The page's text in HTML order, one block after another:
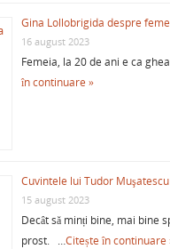
Gina Lollobrigida despre
16 august 2023
Femeia, la 20 de ani e ca
în continuare »
Cuvintele lui Tudor Muşatescu
15 august 2023
Decât să minți bine, mai bine
prost. …Citește în continuare